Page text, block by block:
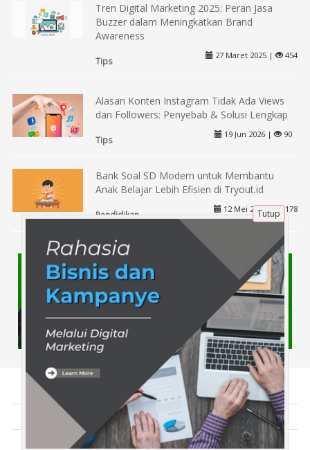
Tren Digital Marketing 2025: Peran Jasa
Buzzer dalam Meningkatkan Brand
Awareness
Tips
27 Maret 2025 | 454
Alasan Konten Instagram Tidak Ada Views
dan Followers: Penyebab & Solusi Lengkap
Tips
19 Jun 2026 | 90
Bank Soal SD Modern untuk Membantu
Anak Belajar Lebih Efisien di Tryout.id
Pendidikan
12 Mei 2026 | 178
Tentang Kami
Artikel
Disclaimer
Tutup